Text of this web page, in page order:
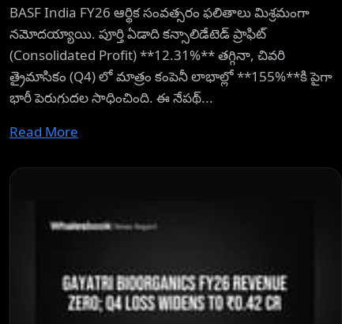
BASF India FY26 ఆర్థిక సంవత్సరం ఫలితాలు మిశ్రమంగా
నమోదయ్యాయి. పూర్తి ఏడాది కన్సాలిడేటెడ్ ప్రాఫిట్
(Consolidated Profit) **12.31%** తగ్గినా, చివరి
త్రైమాసికం (Q4) లో మాత్రం కంపెనీ లాభాల్లో **155%**కి పైగా
భారీ పెరుగుదల సాధించింది. ఈ నేపథ్...
Read More